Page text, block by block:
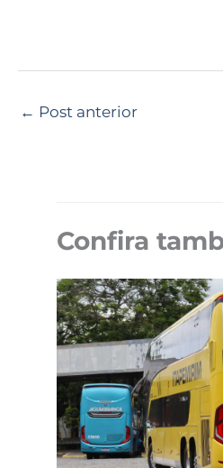
← Post anterior
Confira